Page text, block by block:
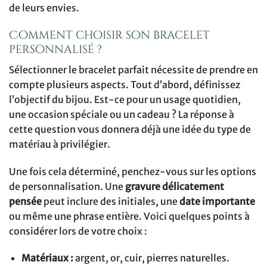
de leurs envies.
Comment choisir son bracelet
personnalisé ?
Sélectionner le bracelet parfait nécessite de prendre en
compte plusieurs aspects. Tout d’abord, définissez
l’objectif du bijou. Est-ce pour un usage quotidien,
une occasion spéciale ou un cadeau ? La réponse à
cette question vous donnera déjà une idée du type de
matériau à privilégier.
Une fois cela déterminé, penchez-vous sur les options
de personnalisation. Une gravure délicatement
pensée peut inclure des initiales, unedate importante
ou même une phrase entière. Voici quelques points à
considérer lors de votre choix :
Matériaux :argent, or, cuir, pierres naturelles.